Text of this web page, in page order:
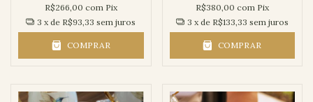
R$266,00 com Pix
3 x de R$93,33 sem juros
COMPRAR
R$380,00 com Pix
3 x de R$133,33 sem juros
COMPRAR